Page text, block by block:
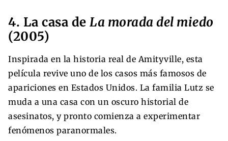
4. La casa de La morada del miedo
(2005)
Inspirada en la historia real de Amityville, esta
película revive uno de los casos más famosos de
apariciones en Estados Unidos. La familia Lutz se
muda a una casa con un oscuro historial de
asesinatos, y pronto comienza a experimentar
fenómenos paranormales.